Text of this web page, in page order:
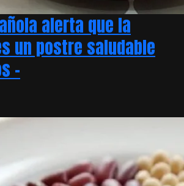
alerta que la
un postre saludable
–